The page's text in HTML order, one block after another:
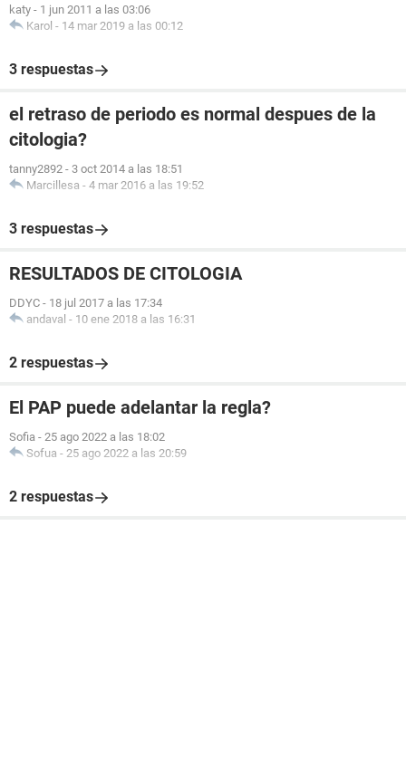
katy - 1 jun 2011 a las 03:06
Karol - 14 mar 2019 a las 00:12
3 respuestas
el retraso de periodo es normal despues de la
citologia?
tanny2892 - 3 oct 2014 a las 18:51
Marcillesa - 4 mar 2016 a las 19:52
3 respuestas
RESULTADOS DE CITOLOGIA
DDYC - 18 jul 2017 a las 17:34
andaval - 10 ene 2018 a las 16:31
2 respuestas
El PAP puede adelantar la regla?
Sofia - 25 ago 2022 a las 18:02
Sofua - 25 ago 2022 a las 20:59
2 respuestas